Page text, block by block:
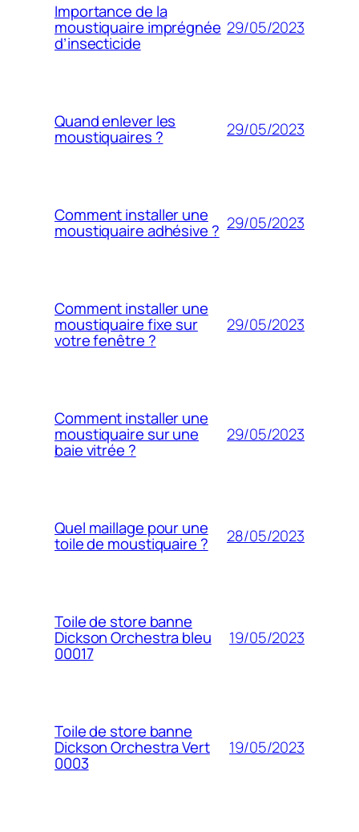
Importance de la
moustiquaire imprégnée
d’insecticide
29/05/2023
Quand enlever les
moustiquaires ? 29/05/2023
Comment installer une
moustiquaire adhésive ? 29/05/2023
Comment installer une
moustiquaire fixe sur
votre fenêtre ?
29/05/2023
Comment installer une
moustiquaire sur une
baie vitrée ?
29/05/2023
Quel maillage pour une
toile de moustiquaire ? 28/05/2023
Toile de store banne
Dickson Orchestra bleu
00017
19/05/2023
Toile de store banne
Dickson Orchestra Vert
0003
19/05/2023